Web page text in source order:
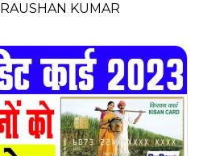
RAUSHAN KUMAR